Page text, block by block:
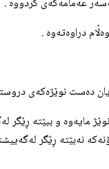
عه‌مامه‌كه‌ی كردووه‌ .
دراوه‌ته‌وه‌ .
مایه‌وه‌ و ببێته‌ ڕێگر
نه‌بێته‌ ڕێگر